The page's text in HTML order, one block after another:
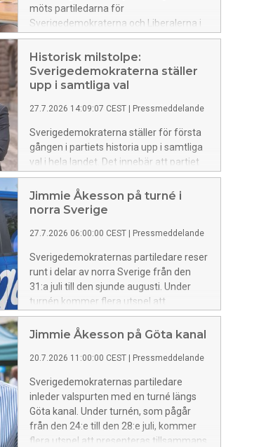
möts partiledarna för
Sverigedemokraterna och Liberalerna i
en duell i Sundsvall.
Historisk milstolpe:
Sverigedemokraterna ställer
upp i samtliga val
27.7.2026 14:09:07 CEST Pressmeddelande
Sverigedemokraterna ställer för första
gången i partiets historia upp i samtliga
val i hela landet. Det innebär att partiet
kandiderar till riksdagen, samtliga
regioner och i landets alla kommuner i
höstens val. Det är en historisk milstolpe
Efter valet finns därmed goda
representation på samtliga politiska
Jimmie Åkesson på turné i
norra Sverige
27.7.2026 06:00:00 CEST Pressmeddelande
Sverigedemokraternas partiledare reser
runt i delar av norra Sverige från den
31:a juli till den sjunde augusti. Under
turnén kommer flera utspel att
presenteras.
Jimmie Åkesson på Göta kanal
20.7.2026 11:00:00 CEST Pressmeddelande
Sverigedemokraternas partiledare
inleder valspurten med en turné längs
Göta kanal. Under turnén, som pågår
från den 24:e till den 28:e juli, kommer
flera utspel att presenteras tillsammans